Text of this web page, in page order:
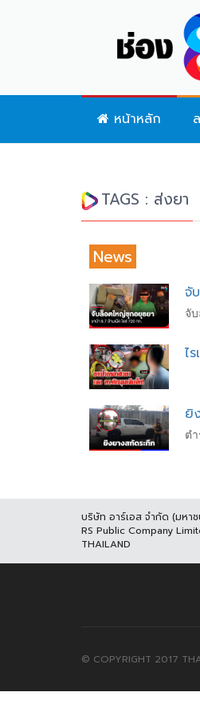
หน้าหลัก
TAGS : ส่งยา
News
จั
จั
ไ
ยิ
ต
บริษัท อาร์เอส จำกัด (มหา
RS Public Company
THAILAND
© COPYRIGHT 2017